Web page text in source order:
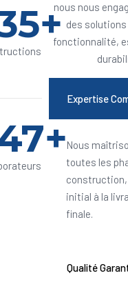
+
+
nous nous
des
fonctionnalité,
Expertise
Nous
toutes les
construction,
initial à la
finale.
Qualité